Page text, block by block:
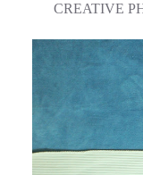
CREATIVE